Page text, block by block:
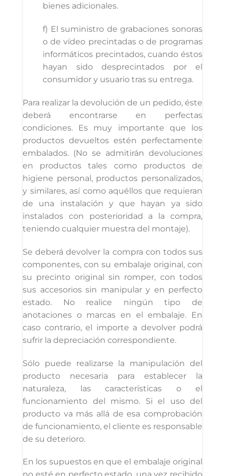
bienes adicionales.
f) El suministro de grabaciones sonoras
o de vídeo precintadas o de programas
informáticos precintados, cuando éstos
hayan sido desprecintados por el
consumidor y usuario tras su entrega.
Para realizar la devolución de un pedido, éste
deberá encontrarse en perfectas
condiciones. Es muy importante que los
productos devueltos estén perfectamente
embalados. (No se admitirán devoluciones
en productos tales como productos de
higiene personal, productos personalizados,
y similares, así como aquéllos que requieran
de una instalación y que hayan ya sido
instalados con posterioridad a la compra,
teniendo cualquier muestra del montaje).
Se deberá devolver la compra con todos sus
componentes, con su embalaje original, con
su precinto original sin romper, con todos
sus accesorios sin manipular y en perfecto
estado. No realice ningún tipo de
anotaciones o marcas en el embalaje. En
caso contrario, el importe a devolver podrá
sufrir la depreciación correspondiente.
Sólo puede realizarse la manipulación del
producto necesaria para establecer la
naturaleza, las características o el
funcionamiento del mismo. Si el uso del
producto va más allá de esa comprobación
de funcionamiento, el cliente es responsable
de su deterioro.
En los supuestos en que el embalaje original